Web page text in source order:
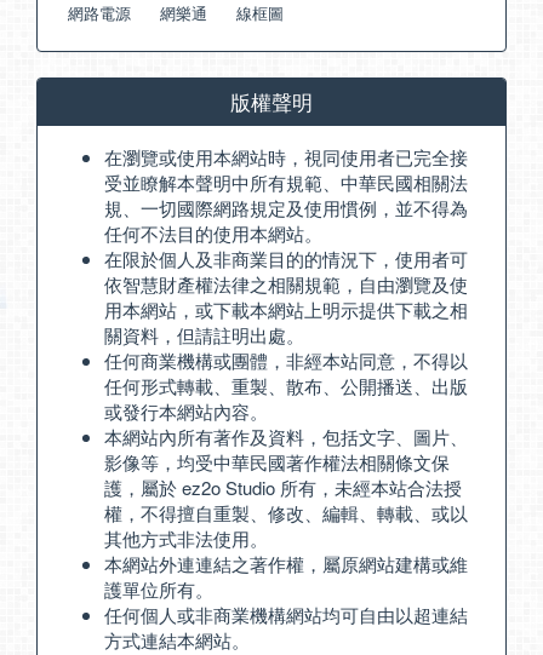
網路電源
網樂通 線框圖
版權聲明
在瀏覽或使用本網站時，視同使用者已完全接
受並瞭解本聲明中所有規範、中華民國相關法
規、一切國際網路規定及使用慣例，並不得為
任何不法目的使用本網站。
在限於個人及非商業目的的情況下，使用者可
依智慧財產權法律之相關規範，自由瀏覽及使
用本網站，或下載本網站上明示提供下載之相
關資料，但請註明出處。
任何商業機構或團體，非經本站同意，不得以
任何形式轉載、重製、散布、公開播送、出版
或發行本網站內容。
本網站內所有著作及資料，包括文字、圖片、
影像等，均受中華民國著作權法相關條文保
護，屬於 ez2o Studio 所有，未經本站合法授
權，不得擅自重製、修改、編輯、轉載、或以
其他方式非法使用。
本網站外連連結之著作權，屬原網站建構或維
護單位所有。
任何個人或非商業機構網站均可自由以超連結
方式連結本網站。